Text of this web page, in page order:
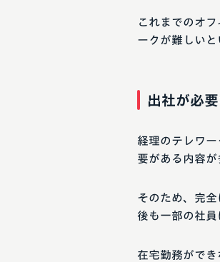
これまでのオ
ークが難しいと
出社が必
経理のテレワ
要がある内容が
そのため、完
後も一部の社員
在宅勤務がで